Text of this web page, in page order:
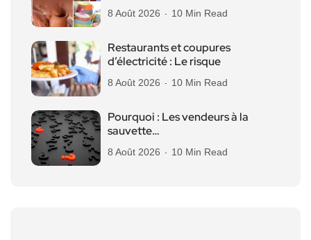
8 Août 2026 10 Min Read
Restaurants et coupures
d’électricité : Le risque
8 Août 2026 10 Min Read
Pourquoi : Les vendeurs à la
sauvette…
8 Août 2026 10 Min Read